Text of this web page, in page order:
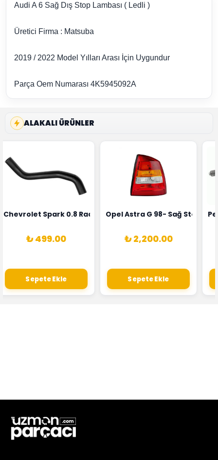
Audi A 6 Sağ Dış Stop Lambası ( Ledli )
Üretici Firma : Matsuba
2019 / 2022 Model Yılları Arası İçin Uygundur
Parça Oem Numarası 4K5945092A
ALAKALI ÜRÜNLER
1628HN-0258010081
Alternatörü Valeo Marka 05E903018G
Chevrolet Spark 0.8 Radyatör Üst Hortumu Rapro Marka
₺ 499.00
Sepete Ekle
Opel Astra G 98- Sağ Stop
₺ 2,200.00
Sepete Ekle